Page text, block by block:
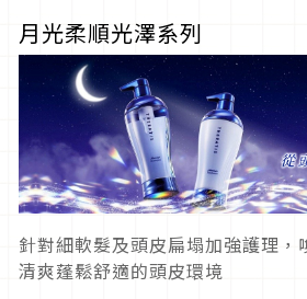
月光柔順光澤系列
針對細軟髮及頭皮扁塌加強護理，
清爽蓬鬆舒適的頭皮環境